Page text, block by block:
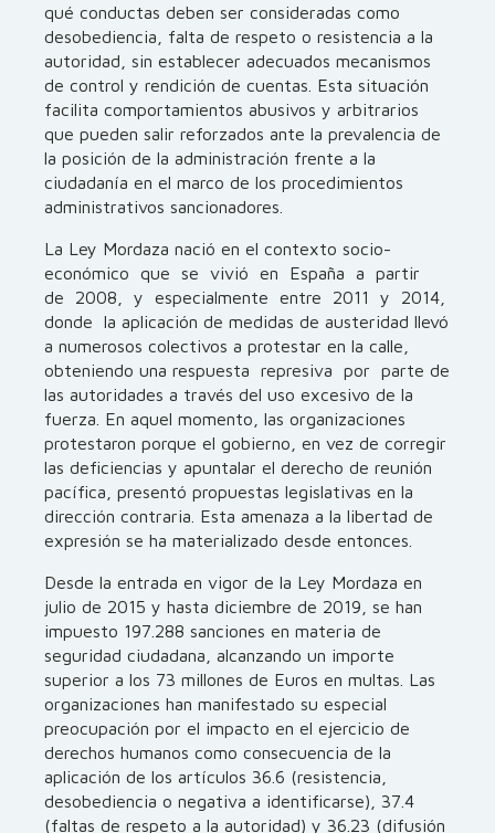
qué conductas deben ser consideradas como
desobediencia, falta de respeto o resistencia a la
autoridad, sin establecer adecuados mecanismos
de control y rendición de cuentas. Esta situación
facilita comportamientos abusivos y arbitrarios
que pueden salir reforzados ante la prevalencia de
la posición de la administración frente a la
ciudadanía en el marco de los procedimientos
administrativos sancionadores.
La Ley Mordaza nació en el contexto socio-
económico que se vivió en España a partir
de 2008, y especialmente entre 2011 y 2014,
donde la aplicación de medidas de austeridad llevó
a numerosos colectivos a protestar en la calle,
obteniendo una respuesta represiva por parte de
las autoridades a través del uso excesivo de la
fuerza. En aquel momento, las organizaciones
protestaron porque el gobierno, en vez de corregir
las deficiencias y apuntalar el derecho de reunión
pacífica, presentó propuestas legislativas en la
dirección contraria. Esta amenaza a la libertad de
expresión se ha materializado desde entonces.
Desde la entrada en vigor de la Ley Mordaza en
julio de 2015 y hasta diciembre de 2019, se han
impuesto 197.288 sanciones en materia de
seguridad ciudadana, alcanzando un importe
superior a los 73 millones de Euros en multas. Las
organizaciones han manifestado su especial
preocupación por el impacto en el ejercicio de
derechos humanos como consecuencia de la
aplicación de los artículos 36.6 (resistencia,
desobediencia o negativa a identificarse), 37.4
(faltas de respeto a la autoridad) y 36.23 (difusión